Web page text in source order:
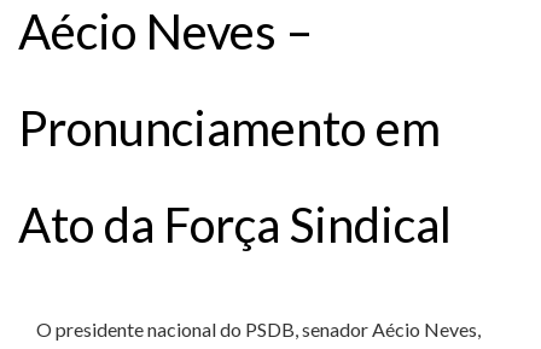
Aécio Neves –
Pronunciamento em
Ato da Força Sindical
O presidente nacional do PSDB, senador Aécio Neves,